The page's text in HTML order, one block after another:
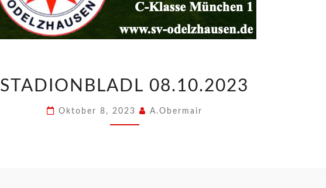
STADIONBLADL 08.10.2023
Oktober 8, 2023 A.Obermair